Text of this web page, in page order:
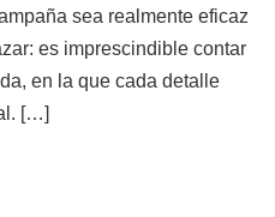
sea realmente eficaz
es imprescindible contar
en la que cada detalle
[…]